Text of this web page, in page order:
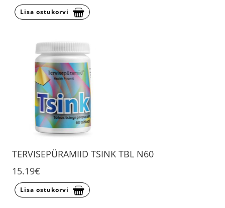
Lisa ostukorvi
TERVISEPÜRAMIID TSINK TBL N60
15.19€
Lisa ostukorvi